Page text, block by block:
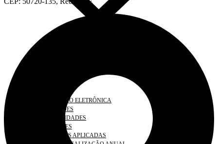
FISCALIZAÇÃO ELETRÔNICA
INFORMAÇÕES
IRREGULARIDADES
SOLICITAÇÕES
PENALIDADES APLICADAS